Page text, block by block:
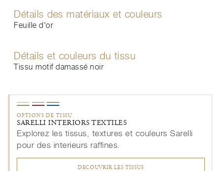
Détails des matériaux et couleurs
Feuille d'or
Détails et couleurs du tissu
Tissu motif damassé noir
OPTIONS DE TISSU
SARELLI INTERIORS TEXTILES
Explorez les tissus, textures et couleurs Sarelli
pour des interieurs raffines.
DECOUVRIR LES TISSUS